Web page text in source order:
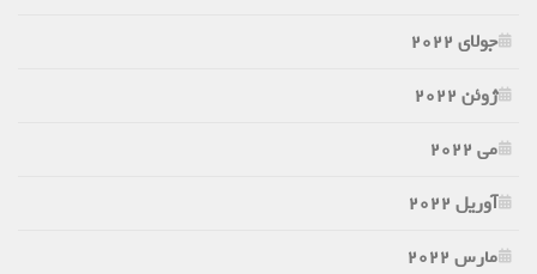
جولای 2022
ژوئن 2022
می 2022
آوریل 2022
مارس 2022